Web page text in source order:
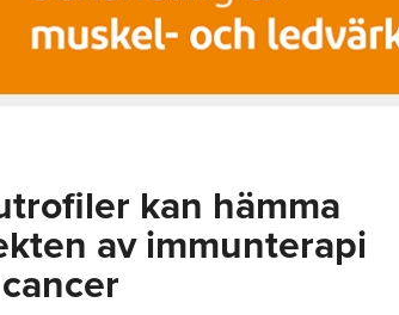
kan hämma
av immunterapi